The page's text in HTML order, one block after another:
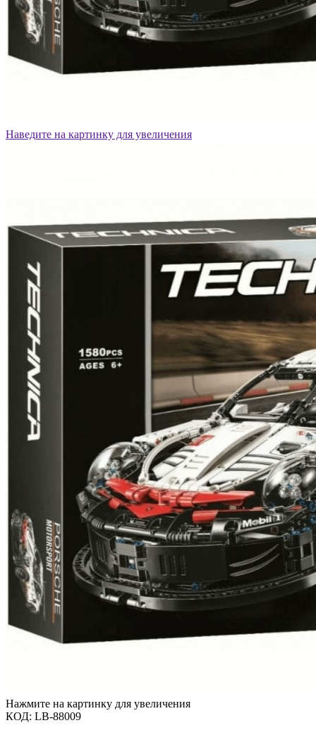
Наведите на картинку для увеличения
Нажмите на картинку для увеличения
КОД: LB-88009